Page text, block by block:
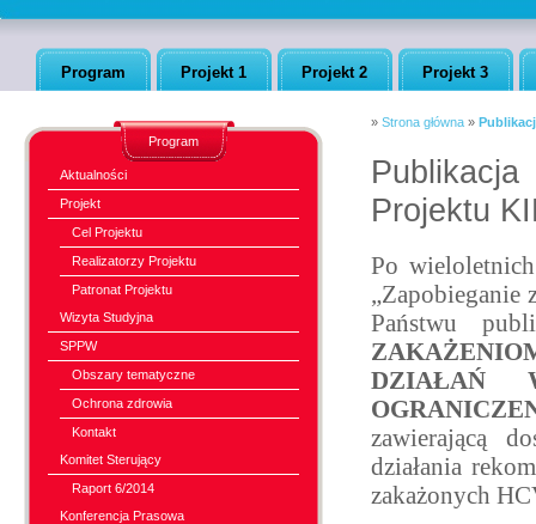
Program Projekt 1 Projekt 2 Projekt 3
Program
Aktualności
Projekt
Cel Projektu
Realizatorzy Projektu
Patronat Projektu
Wizyta Studyjna
SPPW
Obszary tematyczne
Ochrona zdrowia
Kontakt
Komitet Sterujący
Raport 6/2014
Konferencja Prasowa
» Strona główna »
Projektu
Po
„Zapobieganie
Państwu
DZIAŁAŃ
zawierającą
działania
zakażonych